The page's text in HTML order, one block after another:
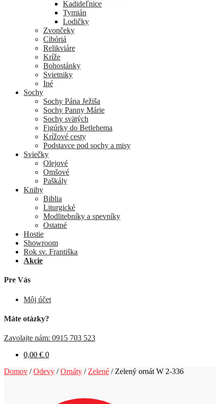
Kadideľnice
Tymián
Lodičky
Zvončeky
Cibóriá
Relikviáre
Kríže
Bohostánky
Svietniky
Iné
Sochy
Sochy Pána Ježiša
Sochy Panny Márie
Sochy svätých
Figúrky do Betlehema
Krížové cesty
Podstavce pod sochy a misy
Sviečky
Olejové
Omšové
Paškály
Knihy
Biblia
Liturgické
Modlitebníky a spevníky
Ostatné
Hostie
Showroom
Rok sv. Františka
Akcie
Pre Vás
Môj účet
Máte otázky?
Zavolajte nám: 0915 703 523
0,00 € 0
Domov /Odevy /Ornáty / Zelené / Zelený ornát W 2-336